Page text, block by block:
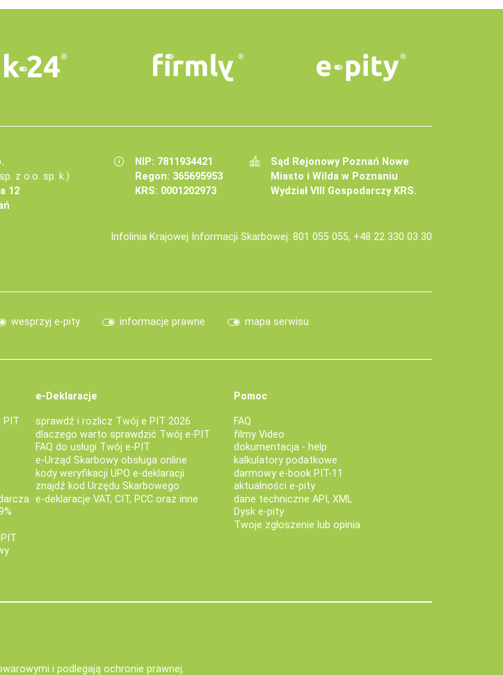
z o.o. sp. k.)
12
NIP: 7811934421
Regon: 365695953
KRS: 0001202973
Sąd Rejonowy Poznań Nowe
Miasto i Wilda w Poznaniu
Wydział VIII Gospodarczy KRS.
Infolinia Krajowej Informacji Skarbowej: 801 055 055, +48 22 330 03 30
wesprzyj e-pity informacje prawne mapa serwisu
PIT
e-Deklaracje
sprawdź i rozlicz Twój e PIT 2026
dlaczego warto sprawdzić Twój e-PIT
FAQ do usługi Twój e-PIT
e-Urząd Skarbowy obsługa online
kody weryfikacji UPO e-deklaracji
znajdź kod Urzędu Skarbowego
e-deklaracje VAT, CIT, PCC oraz inne
Pomoc
FAQ
filmy Video
dokumentacja - help
kalkulatory podatkowe
darmowy e-book PIT-11
aktualności e-pity
dane techniczne API, XML
Dysk e-pity
Twoje zgłoszenie lub opinia
i podlegają ochronie prawnej.